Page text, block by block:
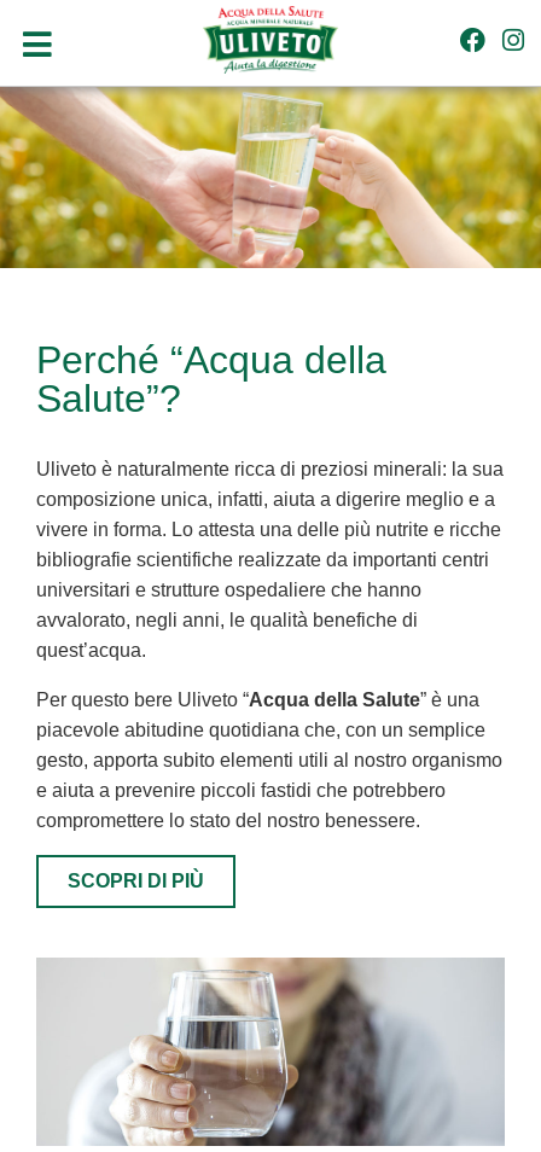
Perché “Acqua della
Salute”?
Uliveto è naturalmente ricca di preziosi minerali: la sua
composizione unica, infatti, aiuta a digerire meglio e a
vivere in forma. Lo attesta una delle più nutrite e ricche
bibliografie scientifiche realizzate da importanti centri
universitari e strutture ospedaliere che hanno
avvalorato, negli anni, le qualità benefiche di
quest’acqua.
Per questo bere Uliveto “Acqua della Salute” è una
piacevole abitudine quotidiana che, con un semplice
gesto, apporta subito elementi utili al nostro organismo
e aiuta a prevenire piccoli fastidi che potrebbero
compromettere lo stato del nostro benessere.
SCOPRI DI PIÙ